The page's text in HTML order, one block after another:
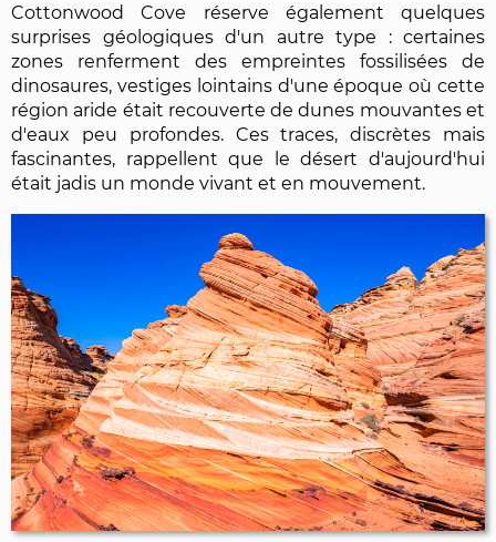
Cottonwood Cove réserve également quelques
surprises géologiques d'un autre type : certaines
zones renferment des empreintes fossilisées de
dinosaures, vestiges lointains d'une époque où cette
région aride était recouverte de dunes mouvantes et
d'eaux peu profondes. Ces traces, discrètes mais
fascinantes, rappellent que le désert d'aujourd'hui
était jadis un monde vivant et en mouvement.